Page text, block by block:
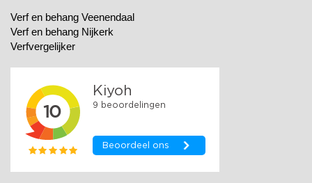
Verf en behang Veenendaal
Verf en behang Nijkerk
Verfvergelijker